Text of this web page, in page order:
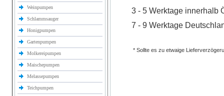
Weinpumpen
Schlammsauger
Honigpumpen
Gartenpumpen
Molkereipumpen
Maischepumpen
Melassepumpen
Teichpumpen
3 - 5 Werktage innerhalb
7 - 9 Werktage
* Sollte es zu etwaige